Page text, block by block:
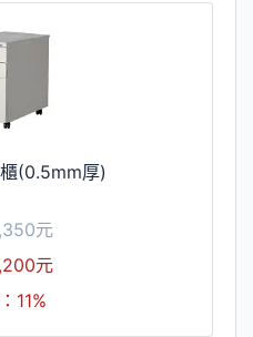
(0.5mm厚)
元
元
11%